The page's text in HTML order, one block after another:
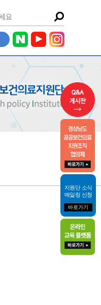
지원단 소식
메일링 신청
바로가기